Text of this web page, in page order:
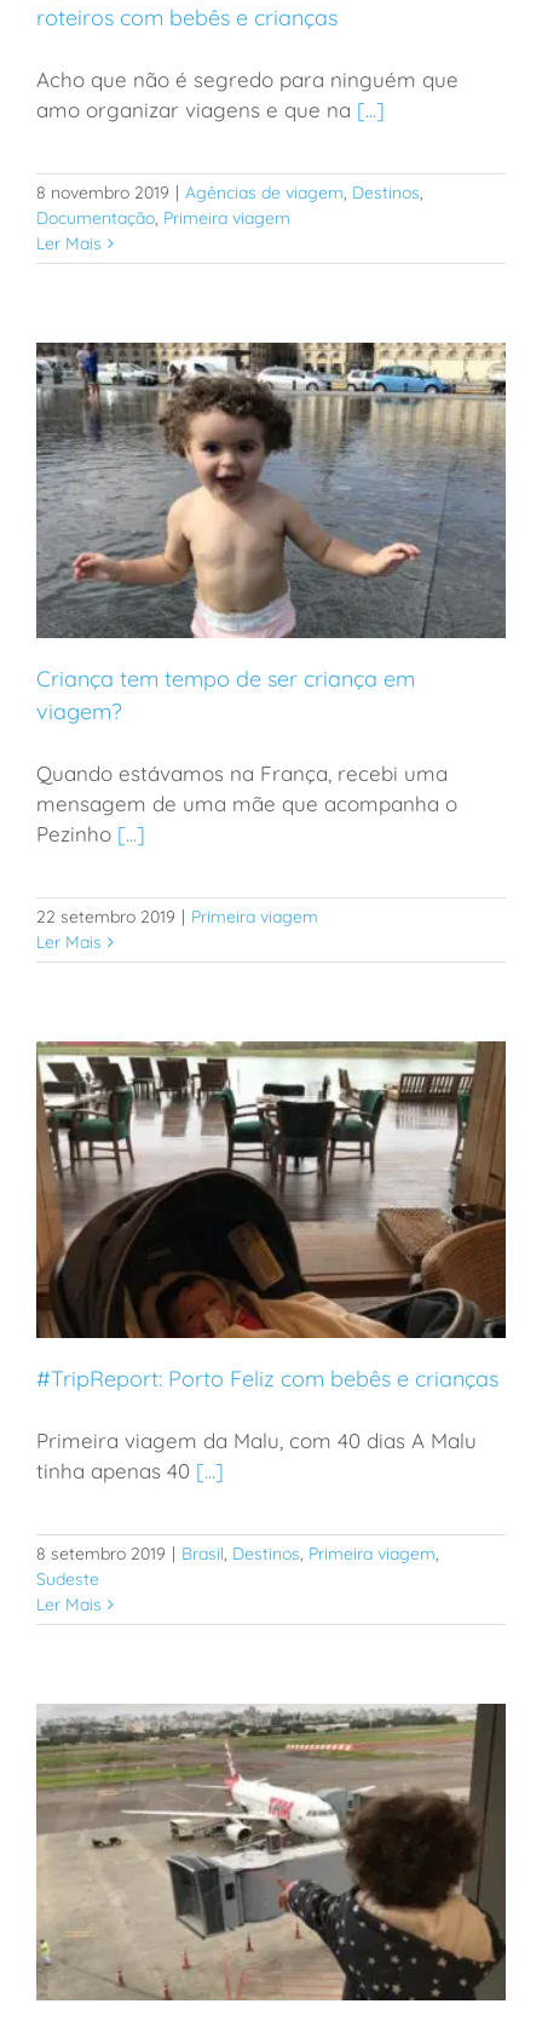
Agências de viagens especializadas em roteiros com
bebês e crianças
roteiros com bebês e crianças
Acho que não é segredo para ninguém que
amo organizar viagens e que na [...]
8 novembro 2019 | Agências de viagem Destinos
Documentação Primeira viagem
Ler Mais
Criança tem tempo de ser criança em viagem?
Criança tem tempo de ser criança em
viagem?
Quando estávamos na França, recebi uma
mensagem de uma mãe que acompanha o
Pezinho [...]
22 setembro 2019
Primeira viagem
Ler Mais
#TripReport: Porto Feliz com bebês e crianças
Primeira viagem da Malu, com 40 dias A Malu
tinha apenas 40 [...]
8 setembro 2019 Brasil, Destinos, Primeira viagem,
Sudeste
Ler Mais